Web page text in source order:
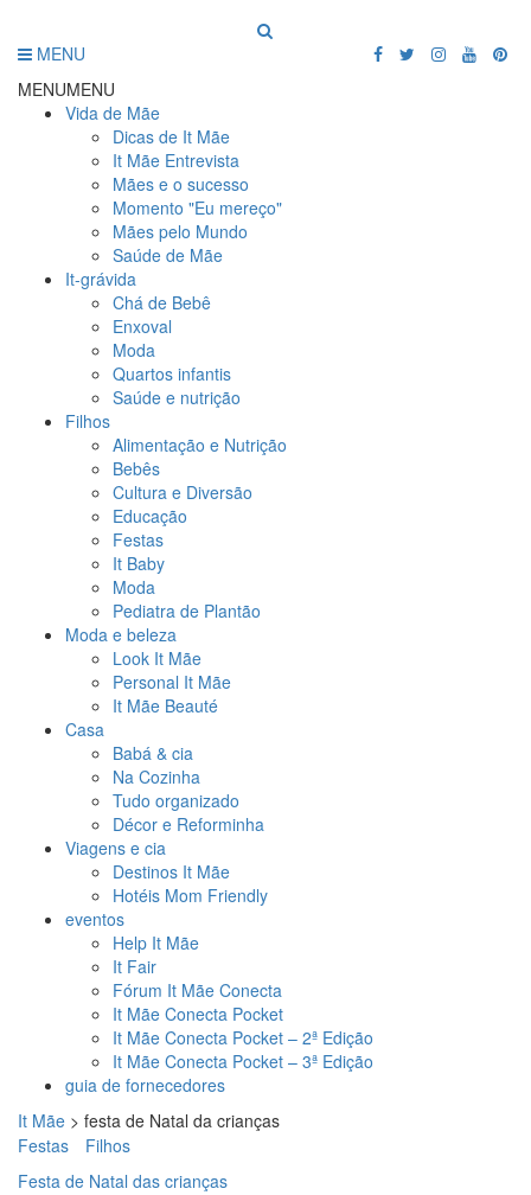
MENU
MENUMENU
Vida de Mãe
Dicas de It Mãe
It Mãe Entrevista
Mães e o sucesso
Momento "Eu mereço"
Mães pelo Mundo
Saúde de Mãe
It-grávida
Chá de Bebê
Enxoval
Moda
Quartos infantis
Saúde e nutrição
Filhos
Alimentação e Nutrição
Bebês
Cultura e Diversão
Educação
Festas
It Baby
Moda
Pediatra de Plantão
Moda e beleza
Look It Mãe
Personal It Mãe
It Mãe Beauté
Casa
Babá & cia
Na Cozinha
Tudo organizado
Décor e Reforminha
Viagens e cia
Destinos It Mãe
Hotéis Mom Friendly
eventos
Help It Mãe
It Fair
Fórum It Mãe Conecta
It Mãe Conecta Pocket
It Mãe Conecta Pocket – 2ª Edição
It Mãe Conecta Pocket – 3ª Edição
guia de fornecedores
It Mãe > festa de Natal da crianças
Festas
Filhos
Festa de Natal das crianças